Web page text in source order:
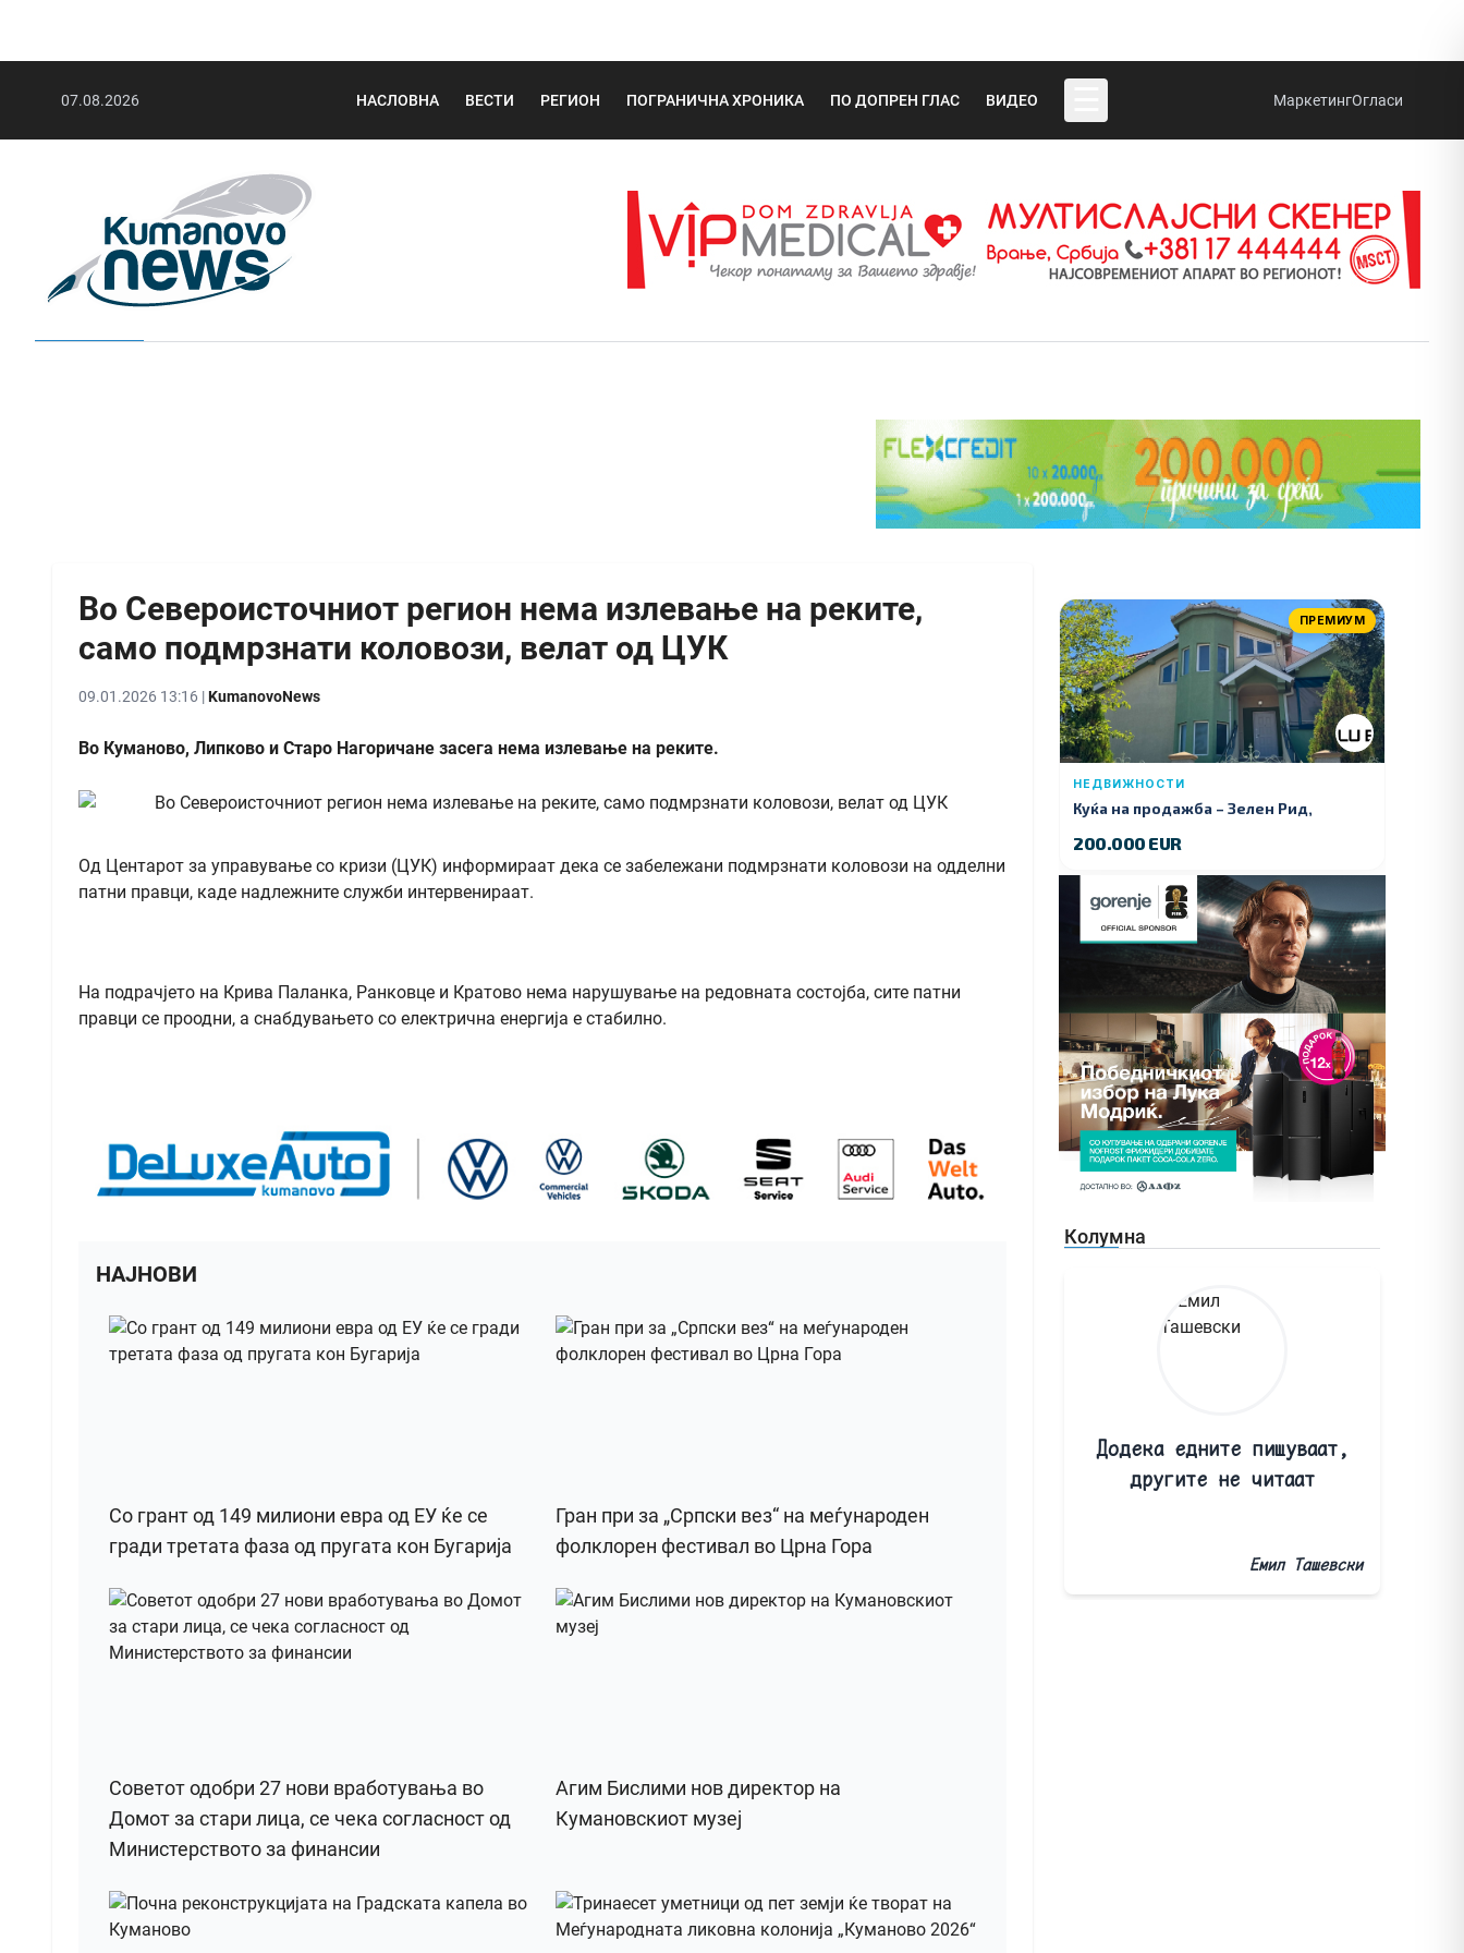
07.08.2026 НАСЛОВНА ВЕСТИ РЕГИОН ПОГРАНИЧНА ХРОНИКА ПО ДОПРЕН ГЛАС ВИДЕО МаркетингОгласи
Во Североисточниот регион нема излевање на реките,
само подмрзнати коловози, велат од ЦУК
09.01.2026 13:16 |KumanovoNews
Во Куманово, Липково и Старо Нагоричане засега нема излевање на реките.
Од Центарот за управување со кризи (ЦУК) информираат дека се забележани подмрзнати коловози на одделни
патни правци, каде надлежните служби интервенираат.
На подрачјето на Крива Паланка, Ранковце и Кратово нема нарушување на редовната состојба, сите патни
правци се проодни, а снабдувањето со електрична енергија е стабилно.
НАЈНОВИ
Со грант од 149 милиони евра од ЕУ ќе се
гради третата фаза од пругата кон Бугарија
Гран при за „Српски вез“ на меѓународен
фолклорен фестивал во Црна Гора
Советот одобри 27 нови вработувања во
Домот за стари лица, се чека согласност од
Министерството за финансии
Агим Бислими нов директор на
Кумановскиот музеј
ПРЕМИУМ
НЕДВИЖНОСТИ
Куќа на продажба – Зелeн Рид,
200.000 EUR
Колумна
Додека едните пишуваат,
другите не читаат
Емил Ташевски